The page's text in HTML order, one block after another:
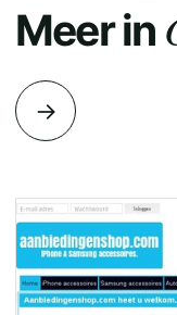
Meer in
→